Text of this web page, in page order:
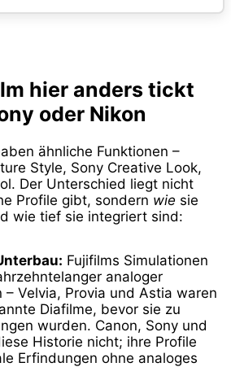
hier anders tickt
oder Nikon
ähnliche Funktionen –
Style, Sony Creative Look,
Der Unterschied liegt nicht
Profile gibt, sondern wie sie
wie tief sie integriert sind:
Fujifilms Simulationen
analoger
– Velvia, Provia und Astia waren
Diafilme, bevor sie zu
wurden. Canon, Sony und
Historie nicht; ihre Profile
Erfindungen ohne analoges